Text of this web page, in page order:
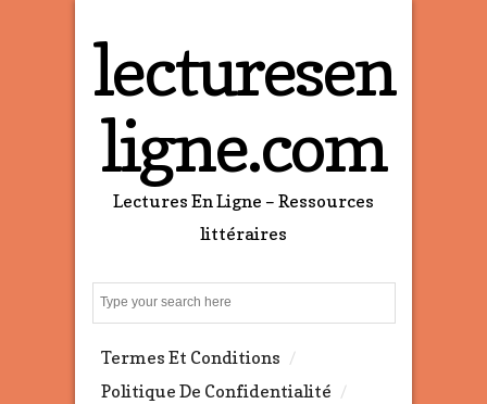
lecturesen
ligne.com
Lectures En Ligne – Ressources
littéraires
e
Termes Et Conditions
Politique De Confidentialité